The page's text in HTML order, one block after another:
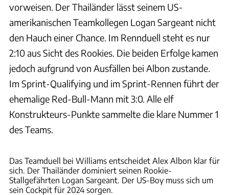
vorweisen. Der Thailänder lässt seinem US-
amerikanischen Teamkollegen Logan Sargeant nicht
den Hauch einer Chance. Im Rennduell steht es nur
2:10 aus Sicht des Rookies. Die beiden Erfolge kamen
jedoch aufgrund von Ausfällen bei Albon zustande.
Im Sprint-Qualifying und im Sprint-Rennen führt der
ehemalige Red-Bull-Mann mit 3:0. Alle elf
Konstrukteurs-Punkte sammelte die klare Nummer 1
des Teams.
Das Teamduell bei Williams entscheidet Alex Albon klar für
sich. Der Thailänder dominiert seinen Rookie-
Stallgefährten Logan Sargeant. Der US-Boy muss sich um
sein Cockpit für 2024 sorgen.